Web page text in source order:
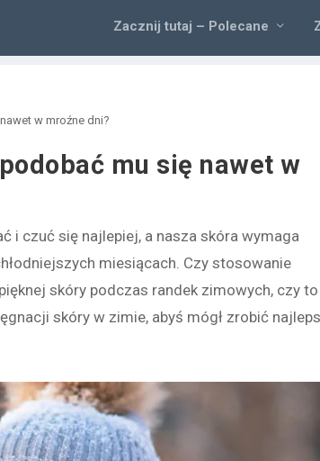
Zacznij tutaj – Polecane
w mroźne dni?
mu się nawet w
i czuć się najlepiej, a nasza skóra wymaga
miesiącach. Czy stosowanie
skóry podczas randek zimowych, czy to
skóry w zimie, abyś mógł zrobić